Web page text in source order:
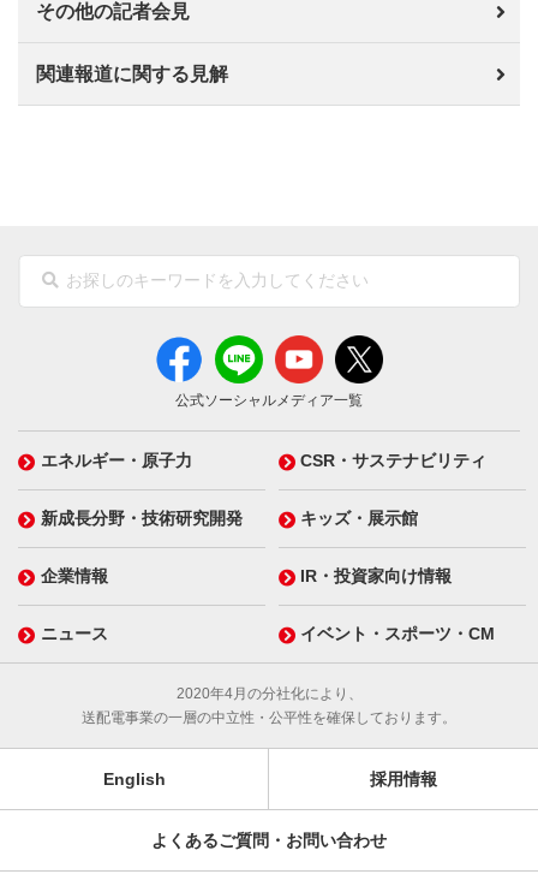
その他の記者会見
関連報道に関する見解
公式ソーシャルメディア一覧
エネルギー・原子力 CSR・サステナビリティ
新成長分野・技術研究開発 キッズ・展示館
企業情報 IR・投資家向け情報
ニュース イベント・スポーツ・CM
2020年4月の分社化により、
送配電事業の一層の中立性・公平性を確保しております。
English 採用情報
よくあるご質問・お問い合わせ